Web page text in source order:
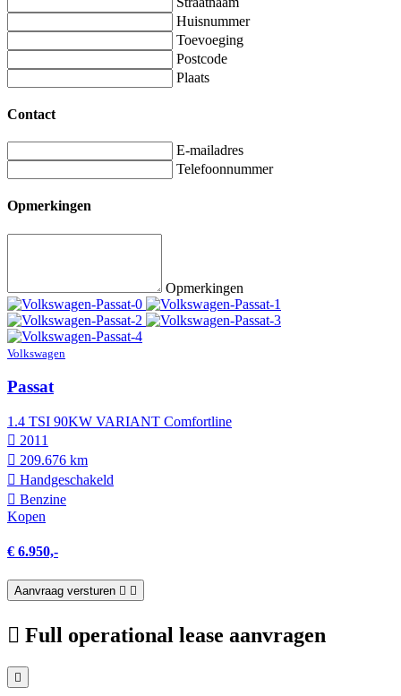
Huisnummer
Toevoeging
Postcode
Plaats
Contact
E-mailadres
Telefoonnummer
Opmerkingen
Opmerkingen
Volkswagen
Passat
1.4 TSI 90KW VARIANT Comfortline
2011
209.676 km
Hand­geschakeld
Benzine
Kopen
€ 6.950,-
Aanvraag versturen
Full operational lease aanvragen